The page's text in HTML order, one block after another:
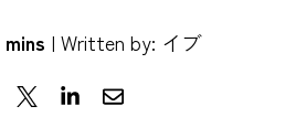
mins | Written by: イブ